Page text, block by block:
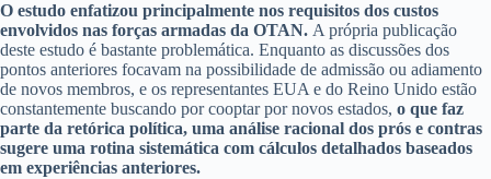
O estudo enfatizou principalmente nos requisitos dos custos
envolvidos nas forças armadas da OTAN. A própria publicação
deste estudo é bastante problemática. Enquanto as discussões dos
pontos anteriores focavam na possibilidade de admissão ou adiamento
de novos membros, e os representantes EUA e do Reino Unido estão
constantemente buscando por cooptar por novos estados, o que faz
parte da retórica política, uma análise racional dos prós e contras
sugere uma rotina sistemática com cálculos detalhados baseados
em experiências anteriores.